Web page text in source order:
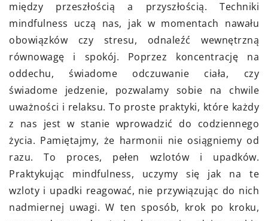
między przeszłością a przyszłością. Techniki
mindfulness uczą nas, jak w momentach nawału
obowiązków czy stresu, odnaleźć wewnętrzną
równowagę i spokój. Poprzez koncentrację na
oddechu, świadome odczuwanie ciała, czy
świadome jedzenie, pozwalamy sobie na chwile
uważności i relaksu. To proste praktyki, które każdy
z nas jest w stanie wprowadzić do codziennego
życia. Pamiętajmy, że harmonii nie osiągniemy od
razu. To proces, pełen wzlotów i upadków.
Praktykując mindfulness, uczymy się jak na te
wzloty i upadki reagować, nie przywiązując do nich
nadmiernej uwagi. W ten sposób, krok po kroku,